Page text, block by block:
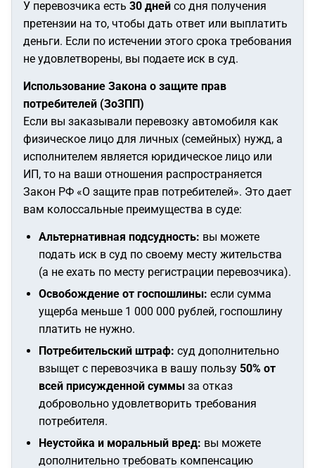
У перевозчика есть 30 дней со дня получения
претензии на то, чтобы дать ответ или выплатить
деньги. Если по истечении этого срока требования
не удовлетворены, вы подаете иск в суд.
Использование Закона о защите прав
потребителей (ЗоЗПП)
Если вы заказывали перевозку автомобиля как
физическое лицо для личных (семейных) нужд, а
исполнителем является юридическое лицо или
ИП, то на ваши отношения распространяется
Закон РФ «О защите прав потребителей». Это дает
вам колоссальные преимущества в суде:
Альтернативная подсудность: вы можете
подать иск в суд по своему месту жительства
(а не ехать по месту регистрации перевозчика).
Освобождение от госпошлины: если сумма
ущерба меньше 1 000 000 рублей, госпошлину
платить не нужно.
Потребительский штраф: суд дополнительно
взыщет с перевозчика в вашу пользу 50% от
всей присужденной суммы за отказ
добровольно удовлетворить требования
потребителя.
Неустойка и моральный вред: вы можете
дополнительно требовать компенсацию